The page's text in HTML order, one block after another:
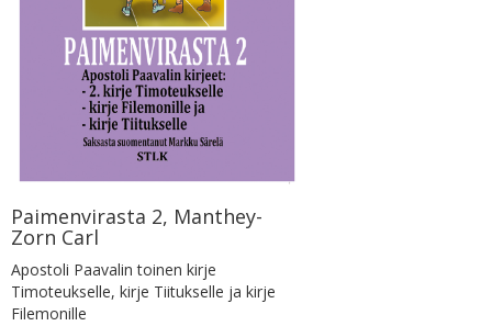
Paimenvirasta 2, Manthey-
Zorn Carl
Apostoli Paavalin toinen kirje
Timoteukselle, kirje Tiitukselle ja kirje
Filemonille